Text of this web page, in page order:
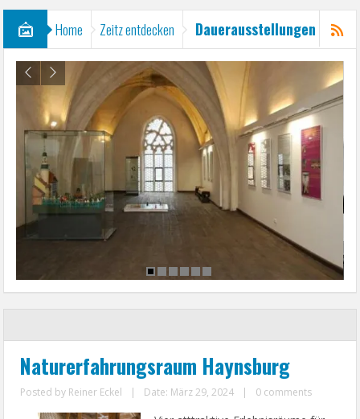
Home Zeitz entdecken Dauerausstellungen
Naturerfahrungsraum Haynsburg
Posted by Reiner Eckel | Date: März 29, 2024 | 0 comments